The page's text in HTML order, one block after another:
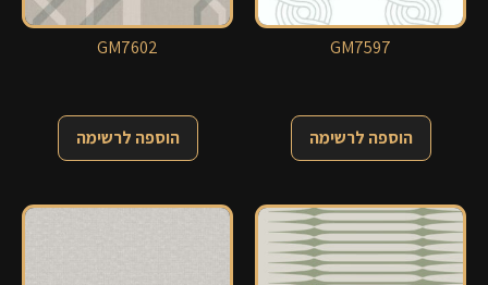
GM7602
הוספה לרשימה
GM7597
הוספה לרשימה